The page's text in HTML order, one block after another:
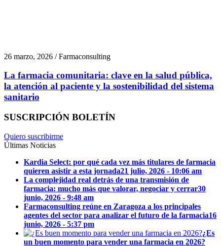
26 marzo, 2026 / Farmaconsulting
La farmacia comunitaria: clave en la salud pública,
la atención al paciente y la sostenibilidad del sistema
sanitario
SUSCRIPCIÓN BOLETÍN
Quiero suscribirme
Últimas Noticias
Kardia Select: por qué cada vez más titulares de farmacia
quieren asistir a esta jornada21 julio, 2026 - 10:06 am
La complejidad real detrás de una transmisión de
farmacia: mucho más que valorar, negociar y cerrar30
junio, 2026 - 9:48 am
Farmaconsulting reúne en Zaragoza a los principales
agentes del sector para analizar el futuro de la farmacia16
junio, 2026 - 5:37 pm
¿Es
un buen momento para vender una farmacia en 2026?